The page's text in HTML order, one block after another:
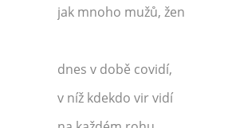
jak mnoho mužů, žen
dnes v době covidí,
v níž kdekdo vir vidí